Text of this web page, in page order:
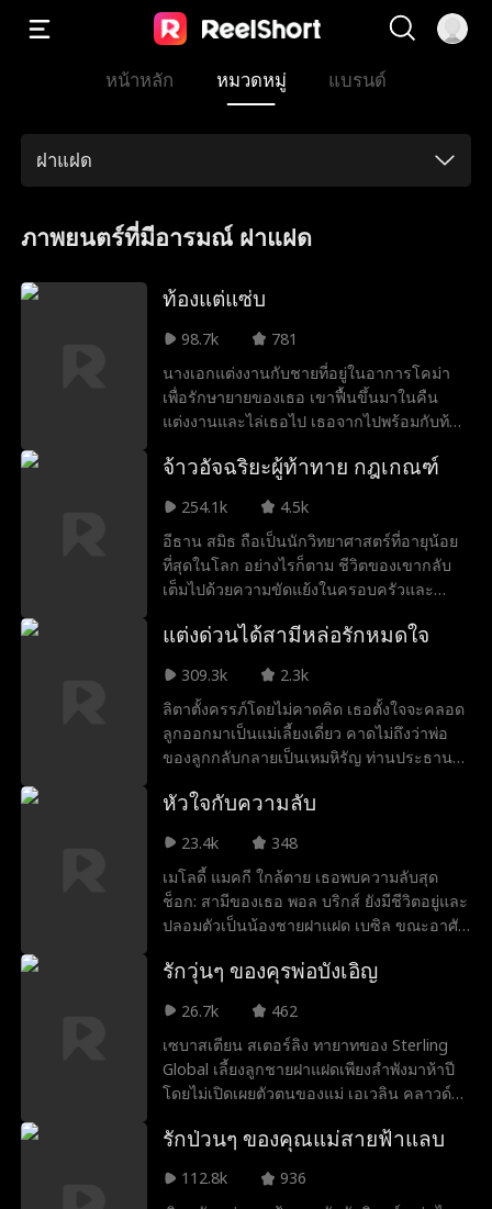
หน้าหลัก หมวดหมู่ แบรนด์
ฝาแฝด
ภาพยนตร์ที่มีอารมณ์ ฝาแฝด
ท้องแต่แซ่บ
98.7k
781
นางเอกแต่งงานกับชายที่อยู่ในอาการโคม่า
เพื่อรักษายายของเธอ เขาฟื้นขึ้นมาในคืน
แต่งงานและไล่เธอไป เธอจากไปพร้อมกับท้อง
นั้นสนใจเธอและตามจีบโดยไม่รู้ว่าเธอคือ
ค้นพบความจริง เขาตระหนักถึงความรักและ
สนับสนุนเธอผ่านการคลอดบุตร
จ้าวอัจฉริยะผู้ท้าทาย กฎเกณฑ์
254.1k
4.5k
อีธาน สมิธ ถือเป็นนักวิทยาศาสตร์ที่อายุน้อย
ที่สุดในโลก อย่างไรก็ตาม ชีวิตของเขากลับ
เต็มไปด้วยความขัดแย้งในครอบครัวและ
ห่างจากครอบครัวและใช้ชีวิตเพื่อตัวเอง ครั้ง
ความฉลาดให้ครอบครัวเห็น แต่ยังให้เพื่อน
ร่วมโต๊ะเรียน โรงเรียน และสุดท้ายคือทั้งโลก
เห็นว่าเขาคืออัจฉริยะที่ไม่ควรถูกประเมินต่ำ
ไป
แต่งด่วนได้สามีหล่อรักหมดใจ
309.3k
2.3k
ลิตาตั้งครรภ์โดยไม่คาดคิด เธอตั้งใจจะคลอด
ลูกออกมาเป็นแม่เลี้ยงเดี่ยว คาดไม่ถึงว่าพ่อ
ของลูกกลับกลายเป็นเหมหิรัญ ท่านประธานผู้
ซึ่งบุกเข้ามาในชีวิตของเธออย่างไม่ให้ตั้งตัว
ราชินี
หัวใจกับความลับ
23.4k
348
เมโลดี้ แมคกี ใกล้ตาย เธอพบความลับสุด
ช็อก: สามีของเธอ พอล บริกส์ ยังมีชีวิตอยู่และ
ปลอมตัวเป็นน้องชายฝาแฝด เบซิล ขณะอาศัย
สอง เมโลดี้มุ่งมั่นที่จะแก้แค้น
รักวุ่นๆ ของคุรพ่อบังเอิญ
26.7k
462
เซบาสเตียน สเตอร์ลิง ทายาทของ Sterling
Global เลี้ยงลูกชายฝาแฝดเพียงลำพังมาห้าปี
โดยไม่เปิดเผยตัวตนของแม่ เอเวลิน คลาวด์
ครัวคลาวด์ ใช้ชีวิตอย่างโดดเดี่ยว จนกระทั่ง
ฝาแฝดเข้ามาใกล้เธอทันที เรียกเธอว่า "แม่"
รักป่วนๆ ของคุณแม่สายฟ้าแลบ
112.8k
936